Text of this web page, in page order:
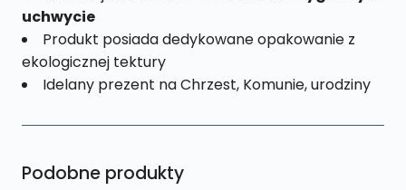
uchwycie
Produkt posiada dedykowane opakowanie z
ekologicznej tektury
Idelany prezent na Chrzest, Komunie, urodziny
Podobne produkty